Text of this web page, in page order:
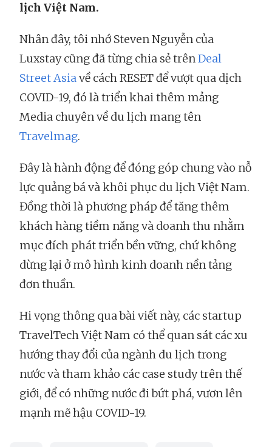
lịch Việt Nam.
Nhân đây, tôi nhớ Steven Nguyễn của
Luxstay cũng đã từng chia sẻ trênDeal
Street Asiavề cách RESET để vượt qua dịch
COVID-19, đó là triển khai thêm mảng
Media chuyên về du lịch mang tên
Travelmag.
Đây là hành động để đóng góp chung vào nỗ
lực quảng bá và khôi phục du lịch Việt Nam.
Đồng thời là phương pháp để tăng thêm
khách hàng tiềm năng và doanh thu nhằm
mục đích phát triển bền vững, chứ không
dừng lại ở mô hình kinh doanh nền tảng
đơn thuần.
Hi vọng thông qua bài viết này, các startup
TravelTech Việt Nam có thể quan sát các xu
hướng thay đổi của ngành du lịch trong
nước và tham khảo các case study trên thế
giới, để có những nước đi bứt phá, vươn lên
mạnh mẽ hậu COVID-19.